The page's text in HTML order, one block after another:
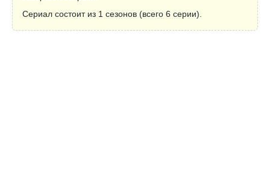
Сериал состоит из 1 сезонов (всего 6 серии).